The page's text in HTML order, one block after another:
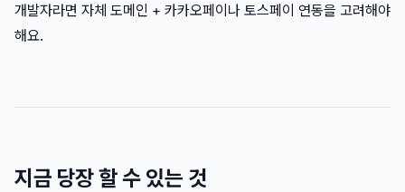
개발자라면 자체 도메인 + 카카오페이나 토스페이 연동을 고려해야
해요.
지금 당장 할 수 있는 것